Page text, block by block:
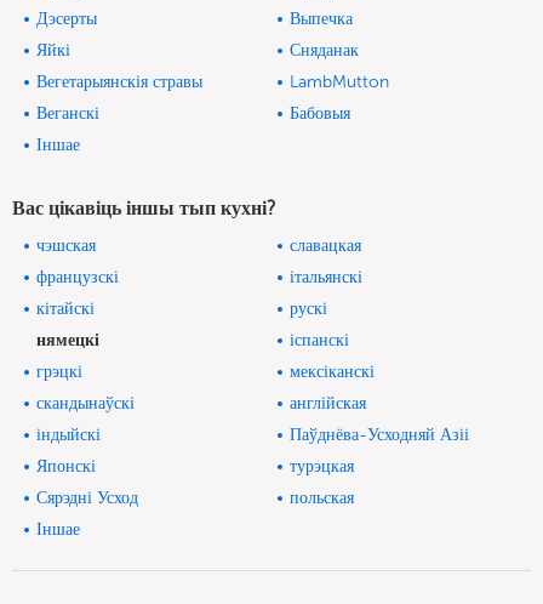
Дэсерты
Выпечка
Яйкі
Сняданак
Вегетарыянскія стравы
LambMutton
Веганскі
Бабовыя
Іншае
Вас цікавіць іншы тып кухні?
чэшская
славацкая
французскі
італьянскі
кітайскі
рускі
нямецкі
іспанскі
грэцкі
мексіканскі
скандынаўскі
англійская
індыйскі
Паўднёва-Усходняй Азіі
Японскі
турэцкая
Сярэдні Усход
польская
Іншае